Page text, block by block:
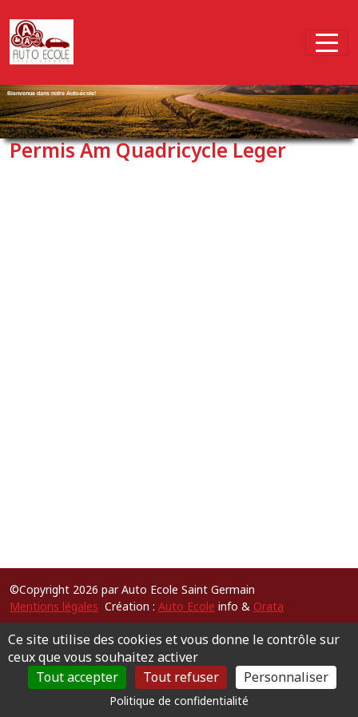
Ce site utilise des cookies et vous donne le contrôle sur
ceux que vous souhaitez activer
Tout accepter
Tout refuser Personnaliser
Politique de confidentialité
Bienvenue dans notre Auto-école!
Permis Am Quadricycle Leger
©Copyright 2026 par Auto Ecole Saint Germain
Mentions légales Création : Auto Ecole info & Orata